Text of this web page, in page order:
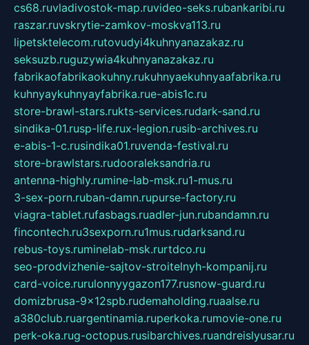
cs68.ruvladivostok-map.ruvideo-seks.rubankaribi.ru
raszar.ruvskrytie-zamkov-moskva113.ru
lipetsktelecom.rutovudyi4kuhnyanazakaz.ru
seksuzb.ruguzywia4kuhnyanazakaz.ru
fabrikaofabrikaokuhny.rukuhnyaekuhnyaafabrika.ru
kuhnyaykuhnyayfabrika.rue-abis1c.ru
store-brawl-stars.rukts-services.rudark-sand.ru
sindika-01.rusp-life.rux-legion.rusib-archives.ru
e-abis-1-c.rusindika01.ruvenda-festival.ru
store-brawlstars.rudooraleksandria.ru
antenna-highly.rumine-lab-msk.ru1-mus.ru
3-sex-porn.ruban-damn.rupurse-factory.ru
viagra-tablet.rufasbags.ruadler-jun.rubandamn.ru
fincontech.ru3sexporn.ru1mus.rudarksand.ru
rebus-toys.ruminelab-msk.rurtdco.ru
seo-prodvizhenie-sajtov-stroitelnyh-kompanij.ru
card-voice.rurulonnyygazon177.rusnow-guard.ru
domizbrusa-9x12spb.rudemaholding.ruaalse.ru
a380club.ruargentinamia.ruperkoka.rumovie-one.ru
perk-oka.rug-octopus.rusibarchives.ruandreislyusar.ru